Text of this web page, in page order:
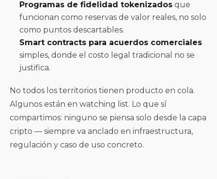
Programas de fidelidad tokenizados que
funcionan como reservas de valor reales, no solo
como puntos descartables.
Smart contracts para acuerdos comerciales
simples, donde el costo legal tradicional no se
justifica.
No todos los territorios tienen producto en cola.
Algunos están en watching list. Lo que sí
compartimos: ninguno se piensa solo desde la capa
cripto — siempre va anclado en infraestructura,
regulación y caso de uso concreto.